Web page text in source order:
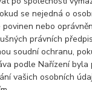
se nejedná o
povinen nebo
právních
soudní ochranu,
podle Nařízení byla
vašich osobních